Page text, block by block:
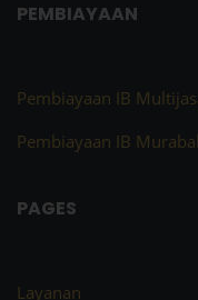
PEMBIAYAAN
Pembiayaan IB
Pembiayaan IB
PAGES
Layanan